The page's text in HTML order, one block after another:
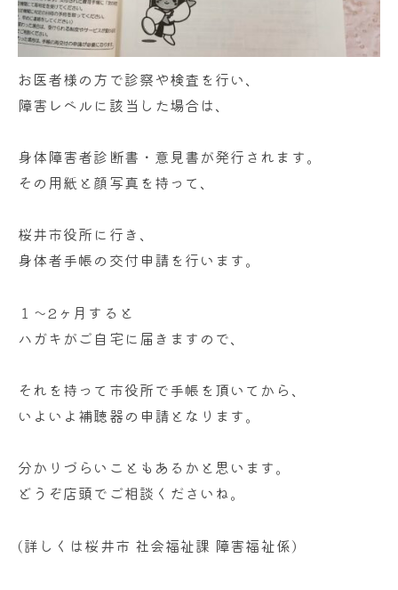
お医者様の方で診察や検査を行い、
障害レベルに該当した場合は、
身体障害者診断書・意見書が発行されます。
その用紙と顔写真を持って、
桜井市役所に行き、
身体者手帳の交付申請を行います。
１～2ヶ月すると
ハガキがご自宅に届きますので、
それを持って市役所で手帳を頂いてから、
いよいよ補聴器の申請となります。
分かりづらいこともあるかと思います。
どうぞ店頭でご相談くださいね。
(詳しくは桜井市 社会福祉課 障害福祉係)